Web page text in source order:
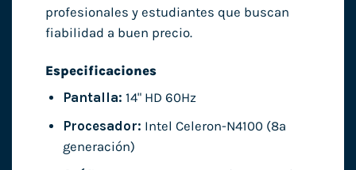
profesionales y estudiantes que buscan
fiabilidad a buen precio.
Especificaciones
Pantalla: 14" HD 60Hz
Procesador: Intel Celeron-N4100 (8ª
generación)